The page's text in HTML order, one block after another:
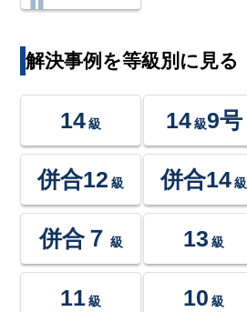
解決事例を等級別に見る
14 級 14級9号
併合12 級 併合14 級
併合７ 級 13 級
11 級 10 級